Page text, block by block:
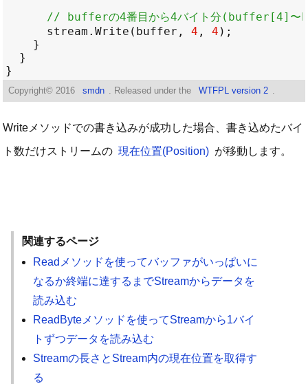
// bufferの4番目から4バイト分(buffer[4]〜
stream . Write ( buffer , 4 , 4
Copyright© 2016 smdn . Released under the WTFPL version 2
Writeメソッドでの書き込みが成功した場合、書き込めたバイ
ト数だけストリームの 現在位置(Position) が移動します。
関連するページ
Readメソッドを使ってバッファがいっぱいに
なるか終端に達するまでStreamからデータを
読み込む
ReadByteメソッドを使ってStreamから1バイ
トずつデータを読み込む
Streamの長さとStream内の現在位置を取得す
る